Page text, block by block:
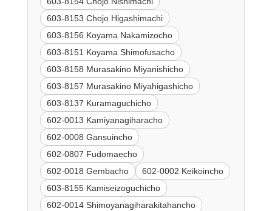
603-8153 Chojo Higashimachi
603-8156 Koyama Nakamizocho
603-8151 Koyama Shimofusacho
603-8158 Murasakino Miyanishicho
603-8157 Murasakino Miyahigashicho
603-8137 Kuramaguchicho
602-0013 Kamiyanagiharacho
602-0008 Gansuincho
602-0807 Fudomaecho
602-0018 Gembacho
602-0002 Keikoincho
603-8155 Kamiseizoguchicho
602-0014 Shimoyanagiharakitahancho